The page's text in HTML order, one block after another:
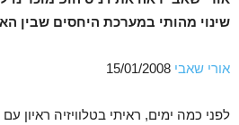
שינוי מהותי במערכת היחסים שבין
אורי שאבי
לפני כמה ימים, ראיתי בטלוויזיה ראיון